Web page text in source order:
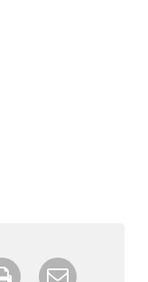
sur Google+
Imprimer